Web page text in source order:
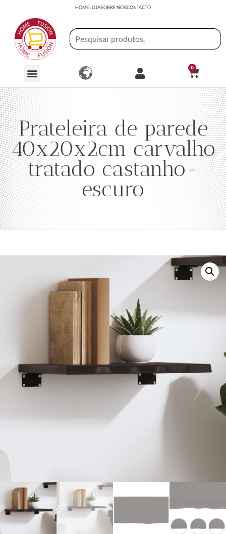
HOMELOJASOBRE NÓSCONTACTO
0
Prateleira de parede
40x20x2cm carvalho
tratado castanho-
escuro